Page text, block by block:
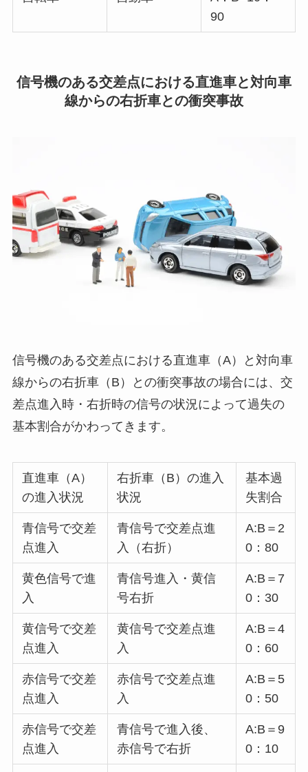
90
信号機のある交差点における直進車と対向車
線からの右折車との衝突事故
信号機のある交差点における直進車（A）と対向車
線からの右折車（B）との衝突事故の場合には、交
差点進入時・右折時の信号の状況によって過失の
基本割合がかわってきます。
直進車（A）
の進入状況
右折車（B）の進入
状況
基本過
失割合
青信号で交差
点進入
青信号で交差点進
入（右折）
A:B＝2
0：80
黄色信号で進
入
青信号進入・黄信
号右折
A:B＝7
0：30
黄信号で交差
点進入
黄信号で交差点進
入
A:B＝4
0：60
赤信号で交差
点進入
赤信号で交差点進
入
A:B＝5
0：50
赤信号で交差
点進入
青信号で進入後、
赤信号で右折
A:B＝9
0：10